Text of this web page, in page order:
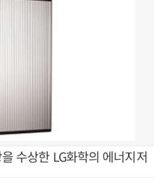
수상한 LG화학의 에너지저